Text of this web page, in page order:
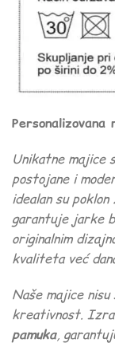
Personalizovana
Unikatne majice
postojane i
idealan su
garantuje jarke
originalnim
kvaliteta već
Naše majice nisu
kreativnost.
pamuka,